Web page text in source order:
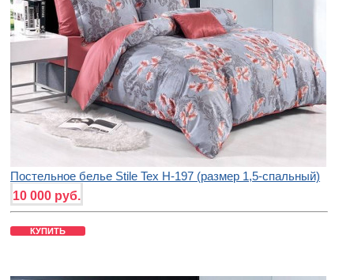
Постельное белье Stile Tex H-197 (размер 1,5-спальный)
10 000 руб.
КУПИТЬ